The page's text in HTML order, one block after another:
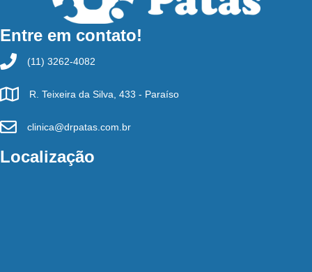
Entre em contato!
(11) 3262-4082
R. Teixeira da Silva, 433 - Paraíso
clinica@drpatas.com.br
Localização